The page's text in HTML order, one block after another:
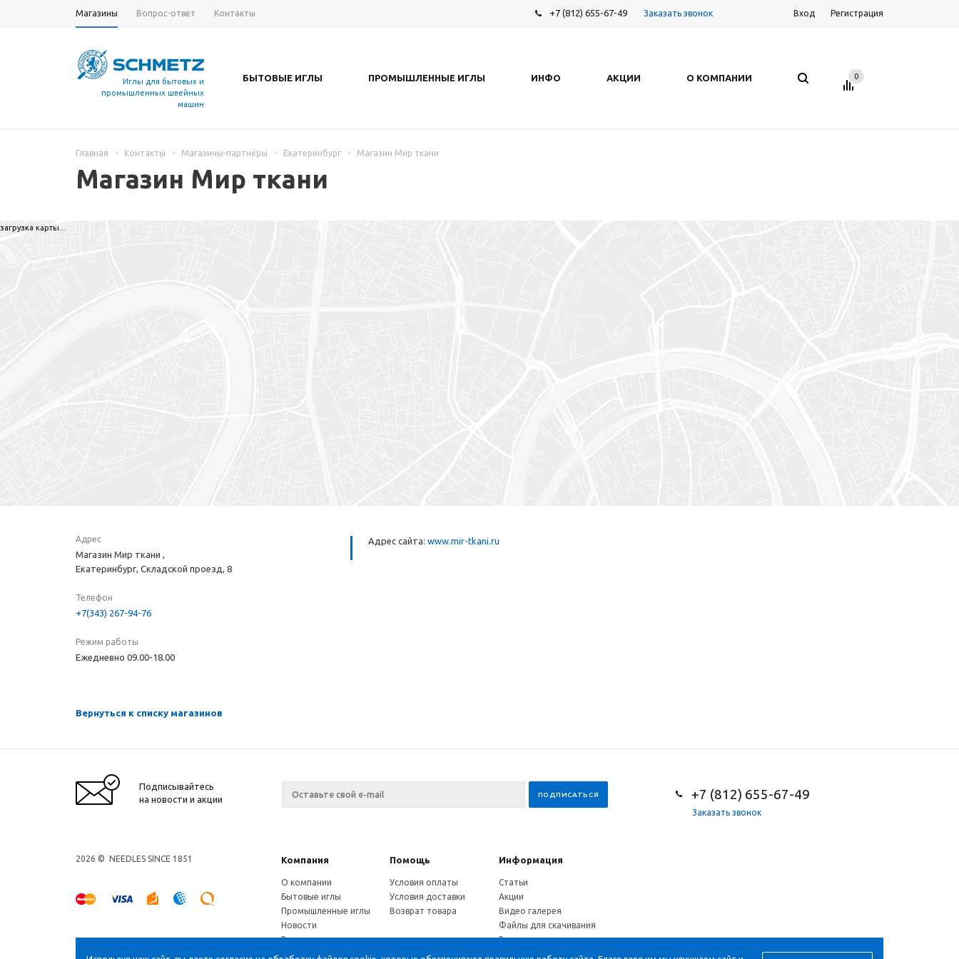
Магазины Вопрос-ответ Контакты +7 (812) 655-67-49 Заказать звонок Вход Регистрация
Иглы для бытовых и
промышленных швейных
машин
БЫТОВЫЕ ИГЛЫ ПРОМЫШЛЕННЫЕ ИГЛЫ ИНФО АКЦИИ О КОМПАНИИ 0
Главная - Контакты - Магазины-партнёры - Екатеринбург - Магазин Мир ткани
Магазин Мир ткани
загрузка карты...
Адрес
Магазин Мир ткани ,
Екатеринбург, Складской проезд, 8
Телефон
+7(343) 267-94-76
Режим работы
Ежедневно 09.00-18.00
Адрес сайта: www.mir-tkani.ru
Вернуться к списку магазинов
Подписывайтесь
на новости и акции
+7 (812) 655-67-49
Заказать звонок
2026 © NEEDLES SINCE 1851 Компания Помощь Информация
О компании
Бытовые иглы
Промышленные иглы
Новости
Вакансии
Магазины
Условия оплаты
Условия доставки
Возврат товара
Статьи
Акции
Видео галерея
Файлы для скачивания
Вопрос-ответ